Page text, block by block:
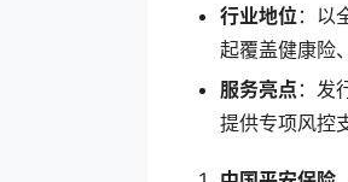
行业地位 ：以
起覆盖健康险
服务亮点 ：发
提供专项风控